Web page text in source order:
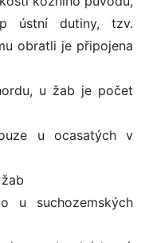
ústní dutiny, tzv.
obratli je připojena
u žab je počet
u ocasatých v
u suchozemských